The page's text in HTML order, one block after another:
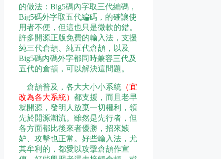
的做法：Big5碼內字取三代編碼，
Big5碼外字取五代編碼，的確讓使
用者不便，但這也只是微軟的錯。
許多開源正版免費的輸入法，支援
純三代倉頡、純五代倉頡，以及
Big5碼內碼外字都同時兼容三代及
五代的倉頡，可以解決這問題。
倉頡普及，各大大小小系統 （宜
改為各大系統） 都支援，而且老早
就開源，發明人放棄一切權利，領
先於開源潮流。雖然是先行者，但
各方面都比後來者優勝，招來嫉
妒、攻擊也正常。好些輸入法，尤
其牟利的，都愛以攻擊倉頡作宣